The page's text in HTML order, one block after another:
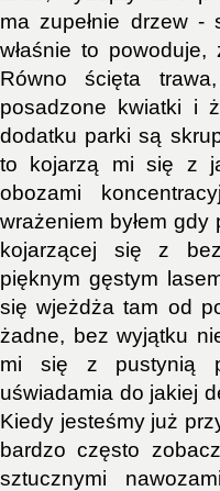
ma zupełnie drzew -
właśnie to
Równo ścięta
posadzone kwiatki i
dodatku parki są
to kojarzą mi się z
obozami
wrażeniem byłem
kojarzącej się z
pięknym gęstym
się wjeżdża tam od
żadne, bez wyjątku
mi się z pustynią
uświadamia do jakiej
Kiedy jesteśmy już
bardzo często
sztucznymi